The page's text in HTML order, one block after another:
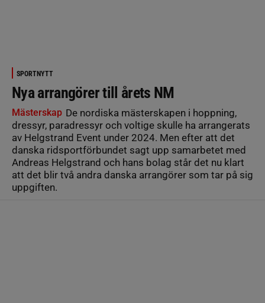
SPORTNYTT
Nya arrangörer till årets NM
Mästerskap De nordiska mästerskapen i hoppning,
dressyr, paradressyr och voltige skulle ha arrangerats
av Helgstrand Event under 2024. Men efter att det
danska ridsportförbundet sagt upp samarbetet med
Andreas Helgstrand och hans bolag står det nu klart
att det blir två andra danska arrangörer som tar på sig
uppgiften.